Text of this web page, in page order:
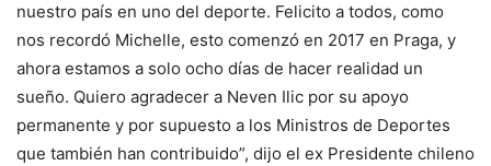
nuestro país en uno del deporte. Felicito a todos, como
nos recordó Michelle, esto comenzó en 2017 en Praga, y
ahora estamos a solo ocho días de hacer realidad un
sueño. Quiero agradecer a Neven Ilic por su apoyo
permanente y por supuesto a los Ministros de Deportes
que también han contribuido”, dijo el ex Presidente chileno